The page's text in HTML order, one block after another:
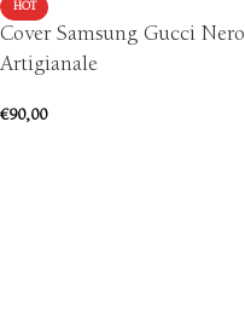
HOT
Cover Samsung Gucci Nero
Artigianale
€90,00